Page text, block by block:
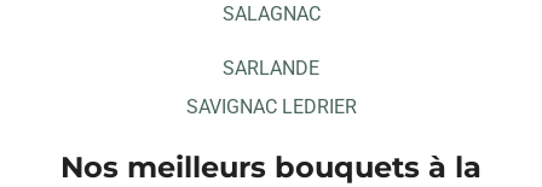
SALAGNAC
SARLANDE
SAVIGNAC LEDRIER
Nos meilleurs bouquets à la